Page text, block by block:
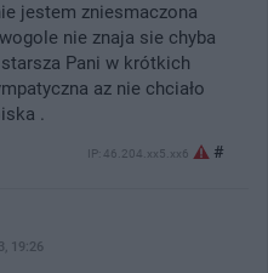
jestem zniesmaczona
nie znaja sie chyba
Pani w krótkich
az nie chciało
.
IP: 46.204.xx5.xx6 #
19:26